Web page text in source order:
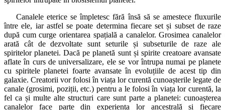
Canalele eterice se împletesc fără însă să se amestece fluxurile
între ele, iar astfel se poate determina fiecare set și subset de raze
după cum curge orientarea spațială a canalelor. Grosimea canalelor
arată cât de dezvoltate sunt seturile și subseturile de raze ale
spiritelor planetei. Dacă pe planetă sunt și spirite creatoare avansate
aflate în curs de universalizare, ele se vor întrupa numai pe planete
cu spiritele planetei foarte avansate în evoluțiile de acest tip din
galaxie. Creatorii vor folosi în viața lor curentă cunoașterile legate de
canale (grosimi, poziții, etc.) pentru a le folosi în viața lor curentă, la
fel ca și multe alte structuri care sunt parte a planetei: cunoașterea
canalelor face parte din experiența lor ancestrală și fiecare